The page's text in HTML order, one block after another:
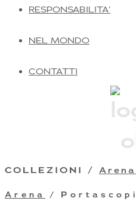
RESPONSABILITA’
NEL MONDO
CONTATTI
COLLEZIONI / Arena
Arena /